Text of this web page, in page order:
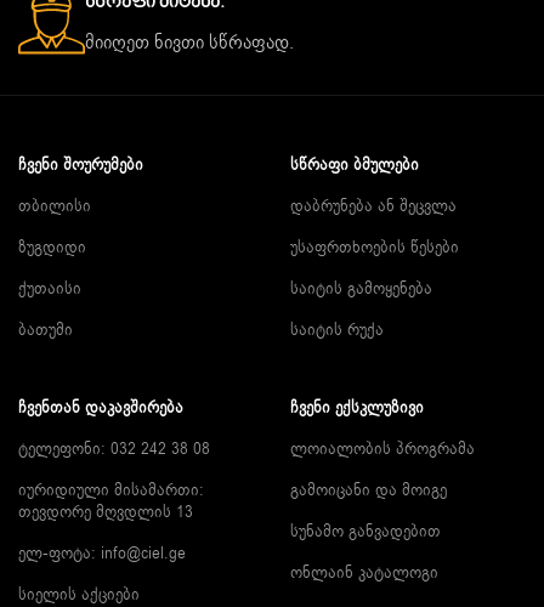
მიიღეთ ნივთი სწრაფად.
ᲩᲕᲔᲜᲘ ᲨᲝᲣᲠᲣᲛᲔᲑᲘ
თბილისი
ზუგდიდი
ქუთაისი
ბათუმი
ᲡᲬᲠᲐᲤᲘ ᲑᲛᲣᲚᲔᲑᲘ
დაბრუნება ან შეცვლა
უსაფრთხოების წესები
საიტის გამოყენება
საიტის რუქა
ᲩᲕᲔᲜᲗᲐᲜ ᲓᲐᲙᲐᲕᲨᲘᲠᲔᲑᲐ
ტელეფონი: 032 242 38 08
იურიდიული მისამართი:
თევდორე მღვდლის 13
ელ-ფოტა: info@ciel.ge
სიელის აქციები
ᲩᲕᲔᲜᲘ ᲔᲥᲡᲙᲚᲣᲖᲘᲕᲘ
ლოიალობის პროგრამა
გამოიცანი და მოიგე
სუნამო განვადებით
ონლაინ კატალოგი